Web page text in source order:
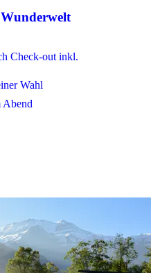
Check-out inkl.
Wahl
Abend